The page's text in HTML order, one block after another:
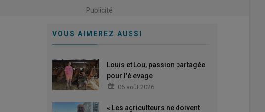
Publicité
VOUS AIMEREZ AUSSI
Louis et Lou, passion partagée
pour l'élevage
06 août 2026
« Les agriculteurs ne doivent